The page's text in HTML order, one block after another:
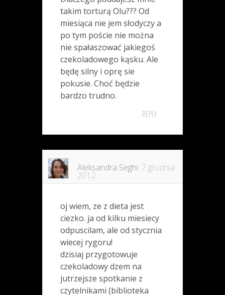
takim torturą Olu??? Od
miesiąca nie jem słodyczy a
po tym poście nie można
nie spałaszować jakiegoś
czekoladowego kąsku. Ale
będę silny i oprę sie
pokusie. Choć będzie
bardzo trudno.
REPLY
Aleksandra Seghi 7 grudnia
2012
oj wiem, ze z dieta jest
ciezko. ja od kilku miesiecy
odpuscilam, ale od stycznia
wiecej rygoru!
dzisiaj przygotowuje
czekoladowy dzem na
jutrzejsze spotkanie z
czytelnikami (biblioteka